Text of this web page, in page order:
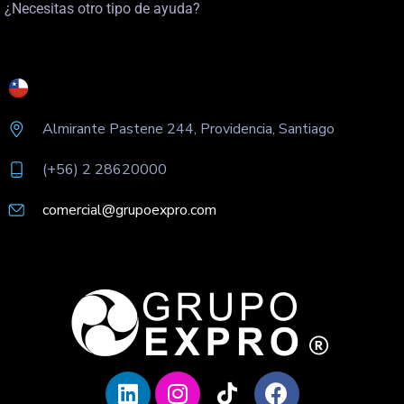
¿Necesitas otro tipo de ayuda?
Almirante Pastene 244, Providencia, Santiago
(+56) 2 28620000
comercial@grupoexpro.com